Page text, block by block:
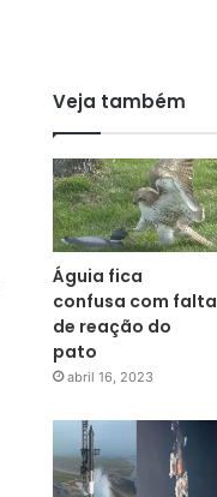
Veja também
Águia fica
confusa com falta
de reação do
pato
abril 16, 2023